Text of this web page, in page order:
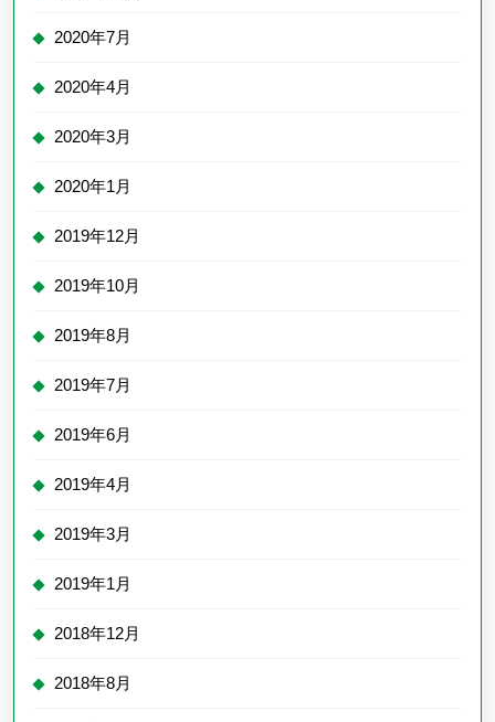
2020年7月
2020年4月
2020年3月
2020年1月
2019年12月
2019年10月
2019年8月
2019年7月
2019年6月
2019年4月
2019年3月
2019年1月
2018年12月
2018年8月